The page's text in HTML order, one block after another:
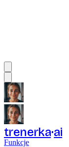
trenerka ai
Funkcje